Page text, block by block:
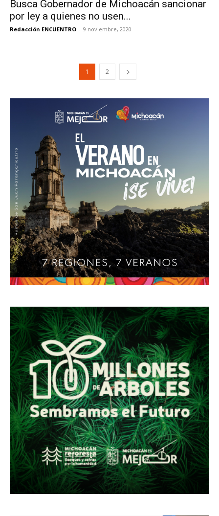
Busca Gobernador de Michoacán sancionar
por ley a quienes no usen...
Redacción ENCUENTRO - 9 noviembre, 2020
1 2